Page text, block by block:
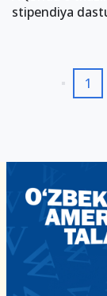
stipendiya
1